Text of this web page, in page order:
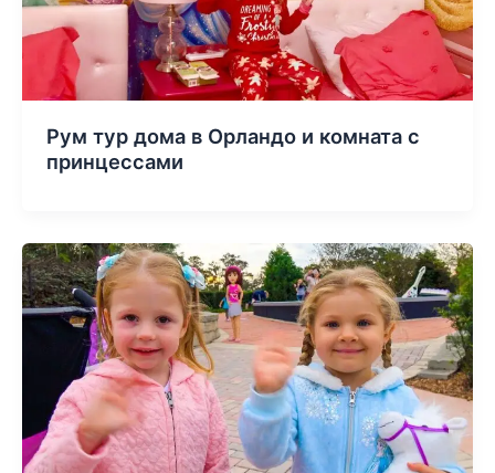
Рум тур дома в Орландо и комната с
принцессами